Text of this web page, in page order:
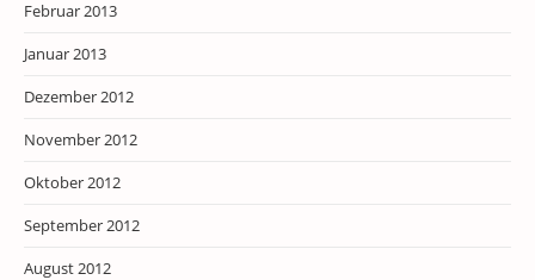
Februar 2013
Januar 2013
Dezember 2012
November 2012
Oktober 2012
September 2012
August 2012